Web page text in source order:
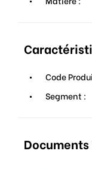
Code
Segment :